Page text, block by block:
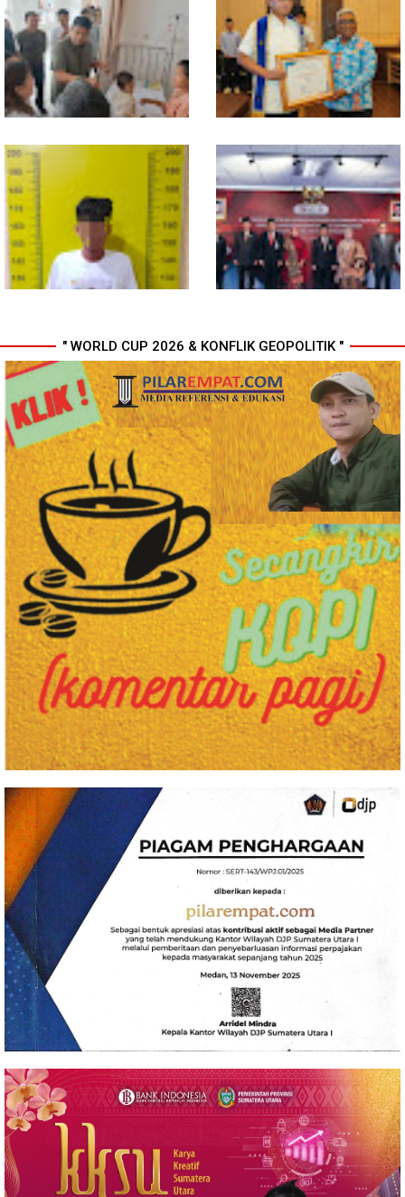
Walikota Medan Nonaktifkan
Lurah Aur, Rico Waas : Tak Ada
Toleransi bagi Penyalahgunaan
Wewenang
Bahan dari Kamboja, Polda
Sumut Bongkar Home Industri
Vape Mengandung Etomidate
Gubsu Bobby Pastikan Pasien
Rujukan dari Nias Tak
Terkendala Biaya Perjalanan
dan Rumah Singgah di Medan
Wali Kota Medan Dikukuhkan
Jadi Duta Penggerak Ayah
Teladan, Rico Waas: Jabatan
Tertinggi Pria Dalam Keluarga
Polresta Deli Serdang Bekuk
Dua orang Pengedar Narkoba
di Pagar Merbau
Perkuat Kinerja Organisasi dan
Pengembangan Karier, OJK
Lantik Pejabat Baru
" WORLD CUP 2026 & KONFLIK GEOPOLITIK "